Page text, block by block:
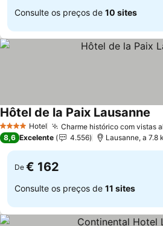
Consulte os preços de 10 sites
4 EstrelasHotel Charme histórico com vistas
Hôtel de la Paix Lausanne
8,6 Excelente 4.556 Lausanne, a 7.8
De € 162
Consulte os preços de 11 sites